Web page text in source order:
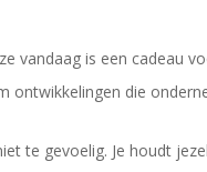
vandaag is een cadeau
ontwikkelingen die
te gevoelig. Je houdt